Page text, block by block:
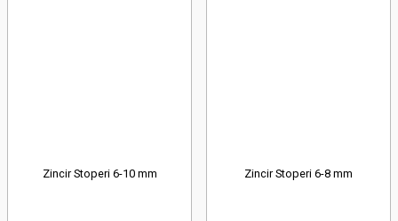
Zincir Stoperi 6-10 mm Zincir Stoperi 6-8 mm